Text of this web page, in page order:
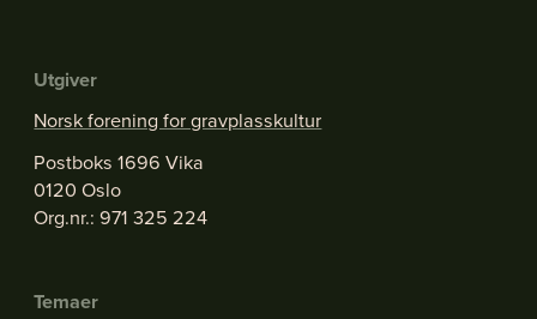
Utgiver
Norsk forening for gravplasskultur
Postboks 1696 Vika
0120 Oslo
Org.nr.: 971 325 224
Temaer